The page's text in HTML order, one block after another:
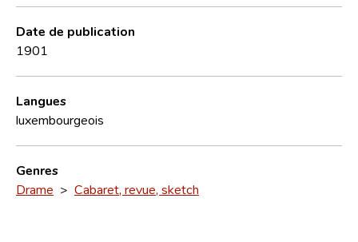
Date de publication
1901
Langues
luxembourgeois
Genres
Drame > Cabaret, revue, sketch